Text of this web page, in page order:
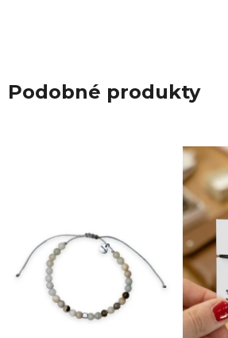
Podobné produkty